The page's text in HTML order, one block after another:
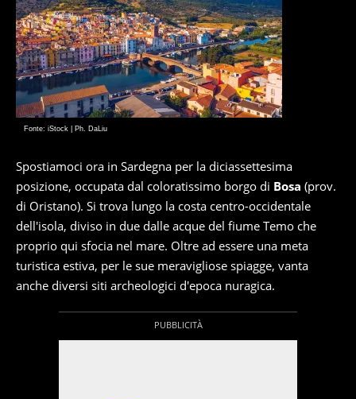
Fonte: iStock | Ph. DaLiu
Spostiamoci ora in Sardegna per la diciassettesima
posizione, occupata dal coloratissimo borgo di Bosa (prov.
di Oristano). Si trova lungo la costa centro-occidentale
dell'isola, diviso in due dalle acque del fiume Temo che
proprio qui sfocia nel mare. Oltre ad essere una meta
turistica estiva, per le sue meravigliose spiagge, vanta
anche diversi siti archeologici d'epoca nuragica.